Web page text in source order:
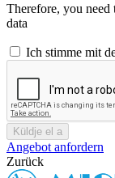
Therefore, you need
data
Ich stimme mit
Küldje el a
Angebot anfordern
Zurück